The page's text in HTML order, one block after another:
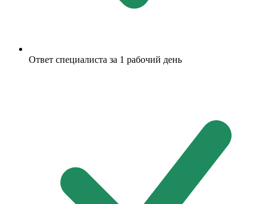
Ответ специалиста за 1 рабочий день